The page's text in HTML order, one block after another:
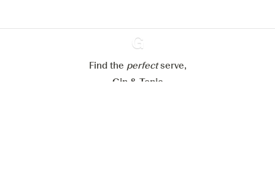
Ginventory
Find the perfectserve,
Gin & Tonic